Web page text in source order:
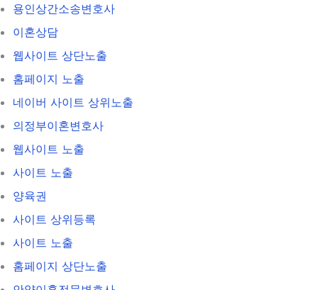
용인상간소송변호사
이혼상담
웹사이트 상단노출
홈페이지 노출
네이버 사이트 상위노출
의정부이혼변호사
웹사이트 노출
사이트 노출
양육권
사이트 상위등록
사이트 노출
홈페이지 상단노출